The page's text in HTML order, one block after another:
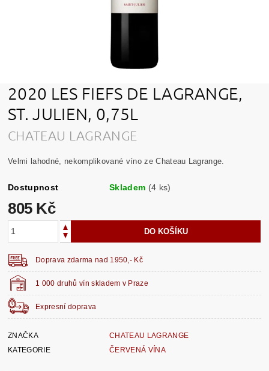
2020 LES FIEFS DE LAGRANGE,
ST. JULIEN, 0,75L
CHATEAU LAGRANGE
Velmi lahodné, nekomplikované víno ze Chateau Lagrange.
Dostupnost Skladem (4 ks)
805 Kč
1 000 druhů vín skladem v Praze
Expresní doprava
Doprava zdarma nad 1950,- Kč
ZNAČKA
CHATEAU LAGRANGE
KATEGORIE
ČERVENÁ VÍNA